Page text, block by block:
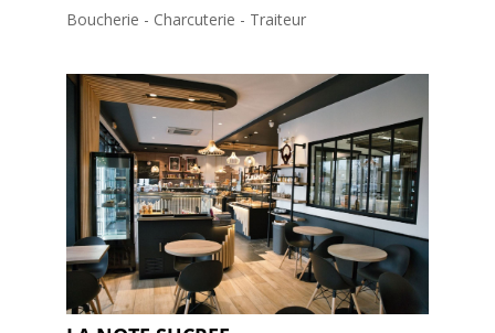
Boucherie - Charcuterie - Traiteur